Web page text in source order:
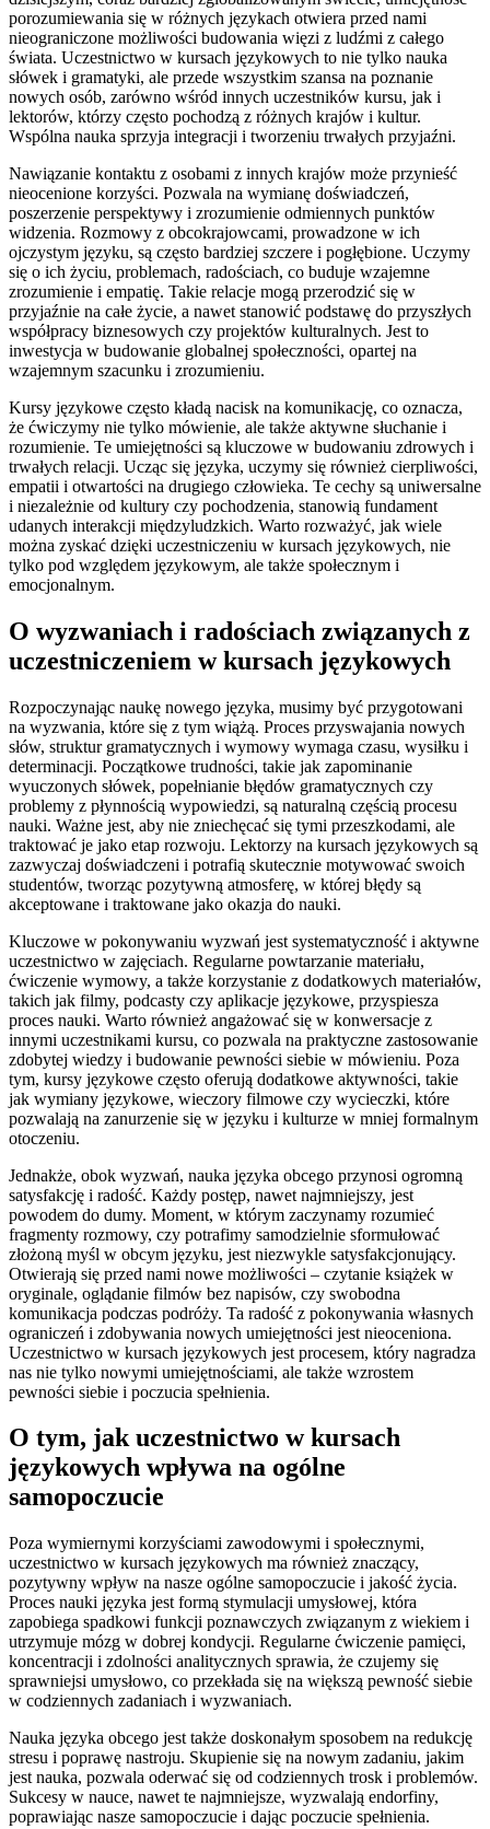
porozumiewania się w różnych językach otwiera przed nami
nieograniczone możliwości budowania więzi z ludźmi z całego
świata. Uczestnictwo w kursach językowych to nie tylko nauka
słówek i gramatyki, ale przede wszystkim szansa na poznanie
nowych osób, zarówno wśród innych uczestników kursu, jak i
lektorów, którzy często pochodzą z różnych krajów i kultur.
Wspólna nauka sprzyja integracji i tworzeniu trwałych przyjaźni.
Nawiązanie kontaktu z osobami z innych krajów może przynieść
nieocenione korzyści. Pozwala na wymianę doświadczeń,
poszerzenie perspektywy i zrozumienie odmiennych punktów
widzenia. Rozmowy z obcokrajowcami, prowadzone w ich
ojczystym języku, są często bardziej szczere i pogłębione. Uczymy
się o ich życiu, problemach, radościach, co buduje wzajemne
zrozumienie i empatię. Takie relacje mogą przerodzić się w
przyjaźnie na całe życie, a nawet stanowić podstawę do przyszłych
współpracy biznesowych czy projektów kulturalnych. Jest to
inwestycja w budowanie globalnej społeczności, opartej na
wzajemnym szacunku i zrozumieniu.
Kursy językowe często kładą nacisk na komunikację, co oznacza,
że ćwiczymy nie tylko mówienie, ale także aktywne słuchanie i
rozumienie. Te umiejętności są kluczowe w budowaniu zdrowych i
trwałych relacji. Ucząc się języka, uczymy się również cierpliwości,
empatii i otwartości na drugiego człowieka. Te cechy są uniwersalne
i niezależnie od kultury czy pochodzenia, stanowią fundament
udanych interakcji międzyludzkich. Warto rozważyć, jak wiele
można zyskać dzięki uczestniczeniu w kursach językowych, nie
tylko pod względem językowym, ale także społecznym i
emocjonalnym.
O wyzwaniach i radościach związanych z
uczestniczeniem w kursach językowych
Rozpoczynając naukę nowego języka, musimy być przygotowani
na wyzwania, które się z tym wiążą. Proces przyswajania nowych
słów, struktur gramatycznych i wymowy wymaga czasu, wysiłku i
determinacji. Początkowe trudności, takie jak zapominanie
wyuczonych słówek, popełnianie błędów gramatycznych czy
problemy z płynnością wypowiedzi, są naturalną częścią procesu
nauki. Ważne jest, aby nie zniechęcać się tymi przeszkodami, ale
traktować je jako etap rozwoju. Lektorzy na kursach językowych są
zazwyczaj doświadczeni i potrafią skutecznie motywować swoich
studentów, tworząc pozytywną atmosferę, w której błędy są
akceptowane i traktowane jako okazja do nauki.
Kluczowe w pokonywaniu wyzwań jest systematyczność i aktywne
uczestnictwo w zajęciach. Regularne powtarzanie materiału,
ćwiczenie wymowy, a także korzystanie z dodatkowych materiałów,
takich jak filmy, podcasty czy aplikacje językowe, przyspiesza
proces nauki. Warto również angażować się w konwersacje z
innymi uczestnikami kursu, co pozwala na praktyczne zastosowanie
zdobytej wiedzy i budowanie pewności siebie w mówieniu. Poza
tym, kursy językowe często oferują dodatkowe aktywności, takie
jak wymiany językowe, wieczory filmowe czy wycieczki, które
pozwalają na zanurzenie się w języku i kulturze w mniej formalnym
otoczeniu.
Jednakże, obok wyzwań, nauka języka obcego przynosi ogromną
satysfakcję i radość. Każdy postęp, nawet najmniejszy, jest
powodem do dumy. Moment, w którym zaczynamy rozumieć
fragmenty rozmowy, czy potrafimy samodzielnie sformułować
złożoną myśl w obcym języku, jest niezwykle satysfakcjonujący.
Otwierają się przed nami nowe możliwości – czytanie książek w
oryginale, oglądanie filmów bez napisów, czy swobodna
komunikacja podczas podróży. Ta radość z pokonywania własnych
ograniczeń i zdobywania nowych umiejętności jest nieoceniona.
Uczestnictwo w kursach językowych jest procesem, który nagradza
nas nie tylko nowymi umiejętnościami, ale także wzrostem
pewności siebie i poczucia spełnienia.
O tym, jak uczestnictwo w kursach
językowych wpływa na ogólne
samopoczucie
Poza wymiernymi korzyściami zawodowymi i społecznymi,
uczestnictwo w kursach językowych ma również znaczący,
pozytywny wpływ na nasze ogólne samopoczucie i jakość życia.
Proces nauki języka jest formą stymulacji umysłowej, która
zapobiega spadkowi funkcji poznawczych związanym z wiekiem i
utrzymuje mózg w dobrej kondycji. Regularne ćwiczenie pamięci,
koncentracji i zdolności analitycznych sprawia, że czujemy się
sprawniejsi umysłowo, co przekłada się na większą pewność siebie
w codziennych zadaniach i wyzwaniach.
Nauka języka obcego jest także doskonałym sposobem na redukcję
stresu i poprawę nastroju. Skupienie się na nowym zadaniu, jakim
jest nauka, pozwala oderwać się od codziennych trosk i problemów.
Sukcesy w nauce, nawet te najmniejsze, wyzwalają endorfiny,
poprawiając nasze samopoczucie i dając poczucie spełnienia.